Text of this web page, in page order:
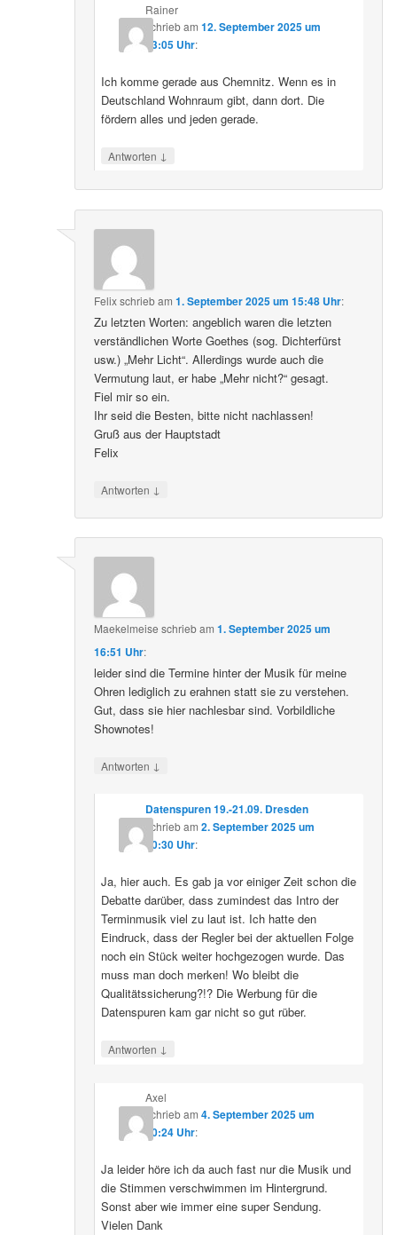
Rainer
schriebam 12. September 2025 um
23:05 Uhr:
Ich komme gerade aus Chemnitz. Wenn es in
Deutschland Wohnraum gibt, dann dort. Die
fördern alles und jeden gerade.
Antworten ↓
Felixschriebam1. September 2025 um 15:48 Uhr:
Zu letzten Worten: angeblich waren die letzten
verständlichen Worte Goethes (sog. Dichterfürst
usw.) „Mehr Licht“. Allerdings wurde auch die
Vermutung laut, er habe „Mehr nicht?“ gesagt.
Fiel mir so ein.
Ihr seid die Besten, bitte nicht nachlassen!
Gruß aus der Hauptstadt
Felix
Antworten ↓
Maekelmeise schriebam1. September 2025 um
16:51 Uhr:
leider sind die Termine hinter der Musik für meine
Ohren lediglich zu erahnen statt sie zu verstehen.
Gut, dass sie hier nachlesbar sind. Vorbildliche
Shownotes!
Antworten ↓
Datenspuren 19.-21.09. Dresden
schriebam 2. September 2025 um
10:30 Uhr:
Ja, hier auch. Es gab ja vor einiger Zeit schon die
Debatte darüber, dass zumindest das Intro der
Terminmusik viel zu laut ist. Ich hatte den
Eindruck, dass der Regler bei der aktuellen Folge
noch ein Stück weiter hochgezogen wurde. Das
muss man doch merken! Wo bleibt die
Qualitätssicherung?!? Die Werbung für die
Datenspuren kam gar nicht so gut rüber.
Antworten ↓
Axel
schriebam 4. September 2025 um
10:24 Uhr:
Ja leider höre ich da auch fast nur die Musik und
die Stimmen verschwimmen im Hintergrund.
Sonst aber wie immer eine super Sendung.
Vielen Dank